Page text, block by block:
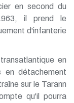
en second du
il prend le
d'infanterie
en
détachement
sur le Tarann
qu'il pourra